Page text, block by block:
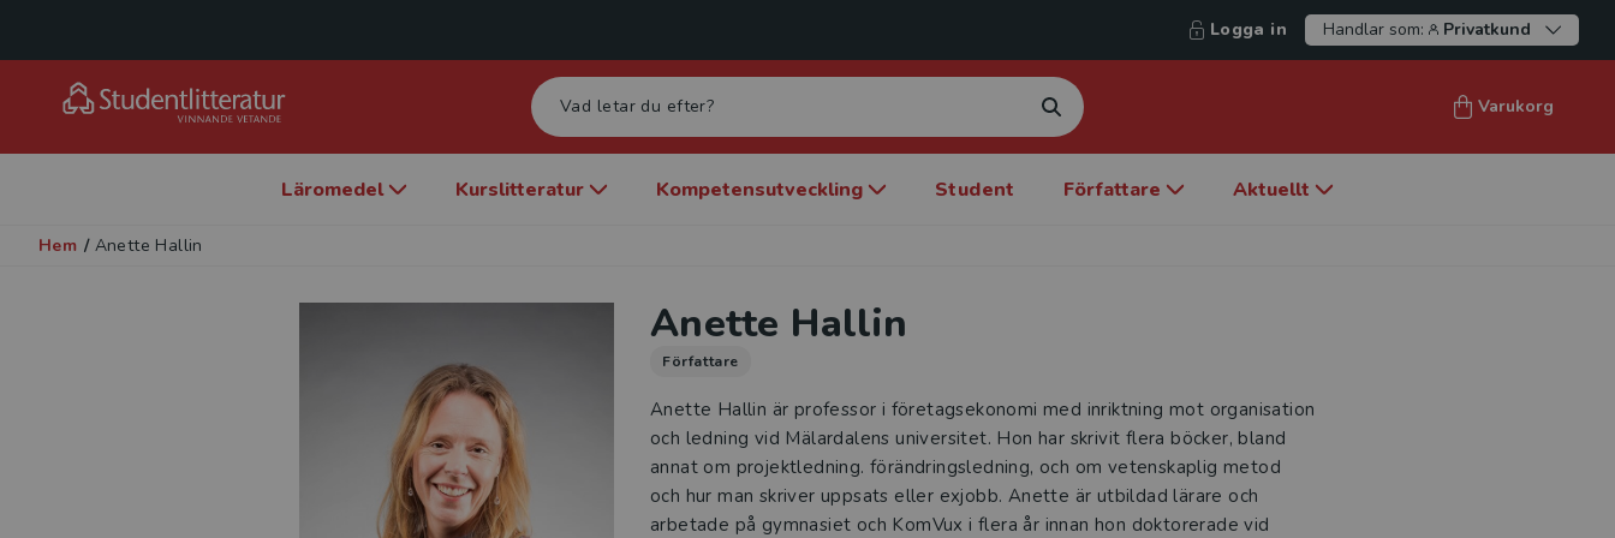
Logga in Handlar som: Privatkund
Varukorg
Läromedel Kurslitteratur Kompetensutveckling Student Författare Aktuellt
Hem / Anette Hallin
Anette Hallin
Författare
Anette Hallin är professor i företagsekonomi med inriktning mot organisation
och ledning vid Mälardalens universitet. Hon har skrivit flera böcker, bland
annat om projektledning. förändringsledning, och om vetenskaplig metod
och hur man skriver uppsats eller exjobb. Anette är utbildad lärare och
arbetade på gymnasiet och KomVux i flera år innan hon doktorerade vid